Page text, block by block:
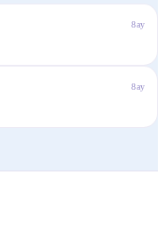
8ay
8ay